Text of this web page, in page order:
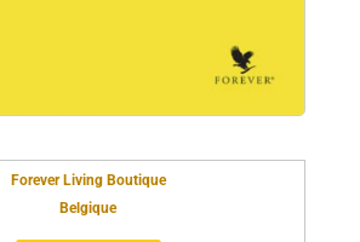
Forever Living Boutique
Belgique